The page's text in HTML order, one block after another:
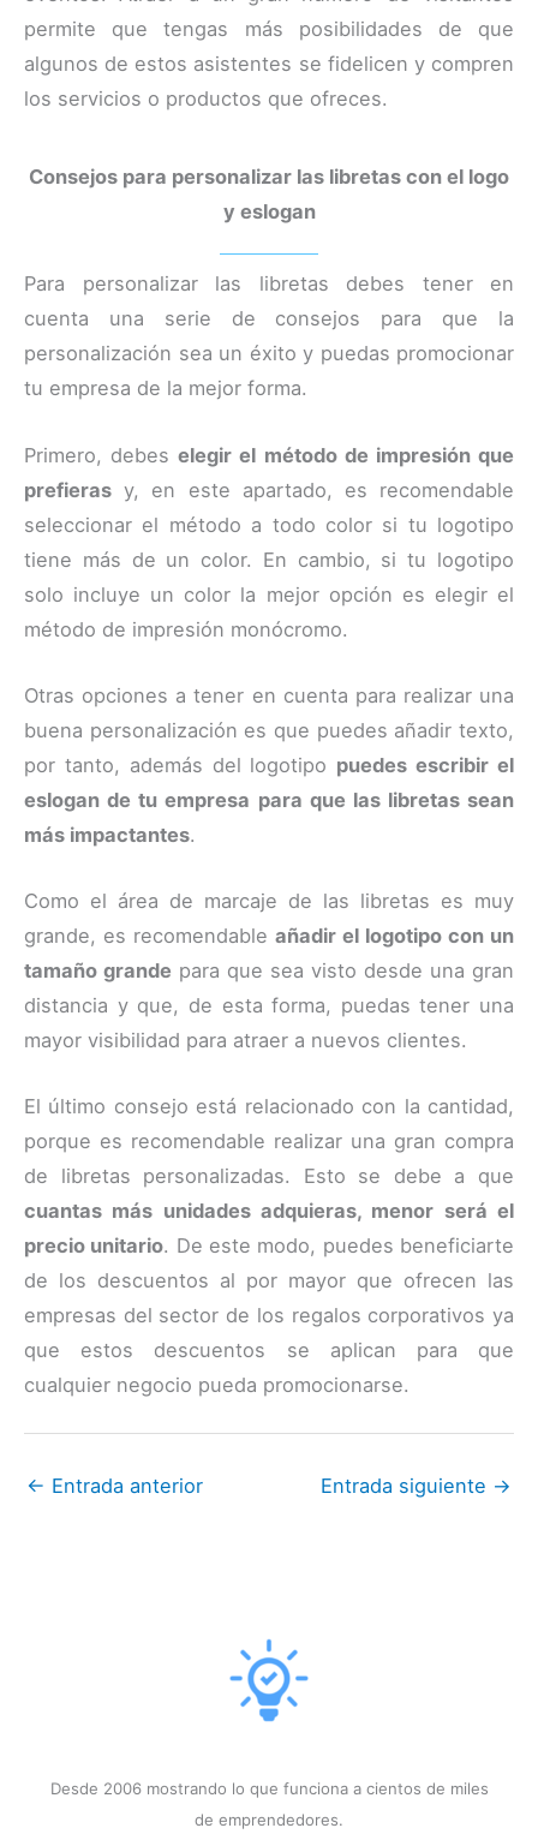
permite que tengas más posibilidades de que
algunos de estos asistentes se fidelicen y compren
los servicios o productos que ofreces.
Consejos para personalizar las libretas con el logo
y eslogan
Para personalizar las libretas debes tener en
cuenta una serie de consejos para que la
personalización sea un éxito y puedas promocionar
tu empresa de la mejor forma.
Primero, debeselegir el método de impresión que
prefieras y, en este apartado, es recomendable
seleccionar el método a todo color si tu logotipo
tiene más de un color. En cambio, si tu logotipo
solo incluye un color la mejor opción es elegir el
método de impresión monócromo.
Otras opciones a tener en cuenta para realizar una
buena personalización es que puedes añadir texto,
por tanto, además del logotipo puedes escribir el
eslogan de tu empresa para que las libretas sean
más impactantes.
Como el área de marcaje de las libretas es muy
grande, es recomendable añadir el logotipo con un
tamaño grande para que sea visto desde una gran
distancia y que, de esta forma, puedas tener una
mayor visibilidad para atraer a nuevos clientes.
El último consejo está relacionado con la cantidad,
porque es recomendable realizar una gran compra
de libretas personalizadas. Esto se debe a que
cuantas más unidades adquieras, menor será el
precio unitario. De este modo, puedes beneficiarte
de los descuentos al por mayor que ofrecen las
empresas del sector de los regalos corporativos ya
que estos descuentos se aplican para que
cualquier negocio pueda promocionarse.
← Entrada anterior Entrada siguiente →
Desde 2006 mostrando lo que funciona a cientos de miles
de emprendedores.